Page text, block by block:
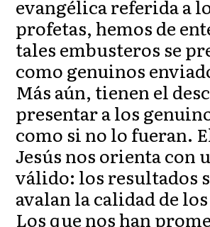
evangélica referida a
profetas, hemos de
tales embusteros se
como genuinos
Más aún, tienen el
presentar a los
como si no lo fueran.
Jesús nos orienta con
válido: los resultados
avalan la calidad de
Los que nos han